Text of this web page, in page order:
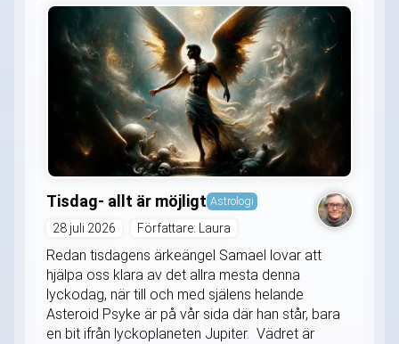
Tisdag- allt är möjligt Astrologi
28 juli 2026 Författare: Laura
Redan tisdagens ärkeängel Samael lovar att
hjälpa oss klara av det allra mesta denna
lyckodag, när till och med själens helande
Asteroid Psyke är på vår sida där han står, bara
en bit ifrån lyckoplaneten Jupiter. Vädret är